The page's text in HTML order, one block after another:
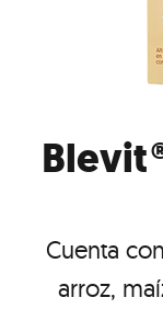
Cuenta
arroz,